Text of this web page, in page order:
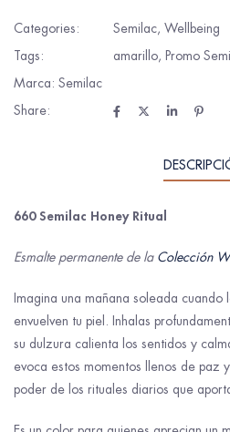
Categories: Semilac, Wellbeing
Tags:
amarillo, Promo
Marca: Semilac
Share:
660 Semilac Honey Ritual
Esmalte permanente de la Colección
Imagina una mañana soleada cuando
envuelven tu piel. Inhalas
su dulzura calienta los sentidos y
evoca estos momentos llenos de paz
poder de los rituales diarios que